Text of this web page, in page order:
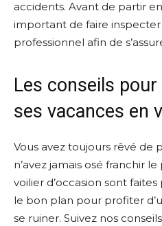
accidents. Avant de partir
important de faire
professionnel afin de
Les conseils
ses vacances en
Vous avez toujours rêvé de
n’avez jamais osé franchir
voilier d’occasion sont faites
le bon plan pour profiter
se ruiner. Suivez nos